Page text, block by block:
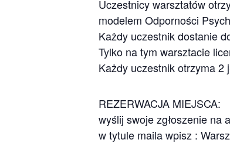
Uczestnicy warsztatów
modelem Odporności
Każdy uczestnik dostanie
Tylko na tym warsztacie
Każdy uczestnik otrzyma 2
REZERWACJA MIEJSCA:
wyślij swoje zgłoszenie na
w tytule maila wpisz :